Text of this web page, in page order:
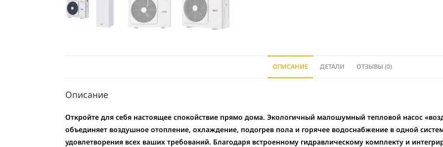
ОПИСАНИЕ ДЕТАЛИ ОТЗЫВЫ (0)
Описание
Откройте для себя настоящее спокойствие прямо дома. Экологичный малошумный тепловой насос
объединяет воздушное отопление, охлаждение, подогрев пола и горячее водоснабжение в одной
удовлетворения всех ваших требований. Благодаря встроенному гидравлическому комплекту и